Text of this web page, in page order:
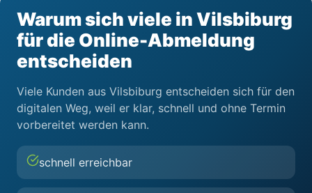
Warum sich viele in Vilsbiburg
für die Online-Abmeldung
entscheiden
Viele Kunden aus Vilsbiburg entscheiden sich für den
digitalen Weg, weil er klar, schnell und ohne Termin
vorbereitet werden kann.
schnell erreichbar